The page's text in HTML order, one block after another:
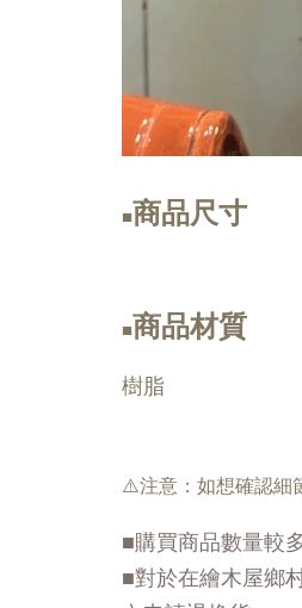
■商品尺寸
■商品材質
樹脂
⚠️注意：如想確認細
■購買商品數量較
■對於在繪木屋鄉